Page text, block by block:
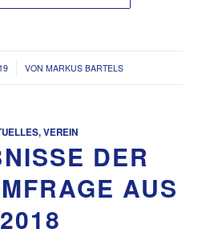
VONMARKUS BARTELS
,VEREIN
DER
AUS
2018